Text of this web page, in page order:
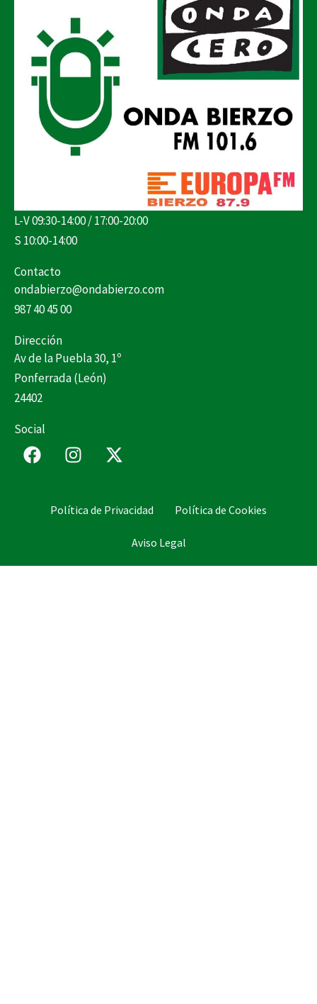
L-V 09:30-14:00 / 17:00-20:00
S 10:00-14:00
Contacto
ondabierzo@ondabierzo.com
987 40 45 00
Dirección
Av de la Puebla 30, 1º
Ponferrada (León)
24402
Social
F
a
k
I
n
a
a
X
-
i
e
Política de Privacidad Política de Cookies
Aviso Legal